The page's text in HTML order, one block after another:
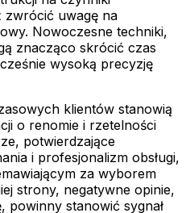
zwrócić uwagę na
Nowoczesne techniki,
znacząco skrócić czas
wysoką precyzję
klientów stanowią
o renomie i rzetelności
potwierdzające
i profesjonalizm obsługi,
za wyborem
strony, negatywne opinie,
powinny stanowić sygnał